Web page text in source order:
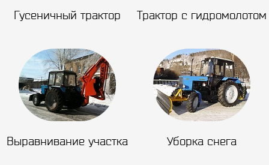
Гусеничный трактор Трактор с гидромолотом
Выравнивание участка Уборка снега